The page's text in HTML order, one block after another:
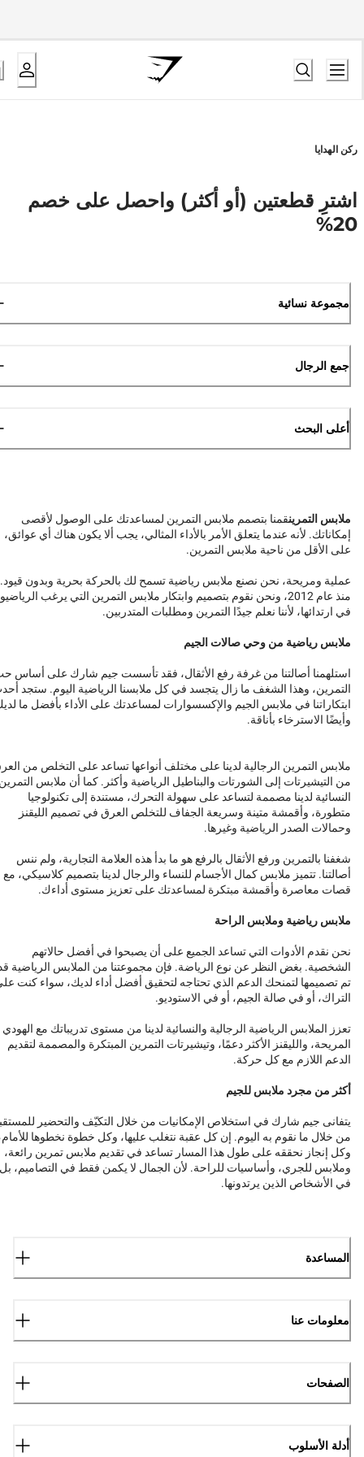
ركن الهدايا
اشترِ قطعتين (أو أكثر) واحصل على خصم
20%
مجموعة نسائية
جمع الرجال
أعلى البحث
ملابس التمرينقمنا بتصمم ملابس التمرين لمساعدتك على الوصول لأقصى
إمكاناتك. لأنه عندما يتعلق الأمر بالأداء المثالي، يجب ألا يكون هناك أي عوائق،
على الأقل من ناحية ملابس التمرين.
عملية ومريحة، نحن نصنع ملابس رياضية تسمح لك بالحركة بحرية وبدون قيود.
منذ عام 2012، ونحن نقوم بتصميم وابتكار ملابس التمرين التي يرغب
في ارتدائها، لأننا نعلم جيدًا التمرين ومطلبات المتدربين.
ملابس رياضية من وحي صالات الجيم
استلهمنا أصالتنا من غرفة رفع الأثقال، فقد تأسست جيم شارك على أساس
التمرين، وهذا الشغف ما زال يتجسد في كل ملابسنا الرياضية اليوم. ستجد
ابتكاراتنا في ملابس الجيم والإكسسوارات لمساعدتك على الأداء بأفضل ما
وأيضًا الاسترخاء بأناقة.
ملابس التمرين الرجالية لدينا على مختلف أنواعها تساعد على التخلص من
من التيشيرتات إلى الشورتات والبناطيل الرياضية وأكثر. كما أن ملابس
النسائية لدينا مصممة لتساعد على سهولة التحرك، مستندة إلى تكنولوجيا
متطورة، وأقمشة متينة وسريعة الجفاف للتخلص العرق في تصميم الليقنز
وحمالات الصدر الرياضية وغيرها.
شغفنا بالتمرين ورفع الأثقال بالرفع هو ما بدأ هذه العلامة التجارية، ولم ننس
أصالتنا. تتميز ملابس كمال الأجسام للنساء والرجال لدينا بتصميم كلاسيكي، مع
قصات معاصرة وأقمشة مبتكرة لمساعدتك على تعزيز مستوى أداءك.
ملابس رياضية وملابس الراحة
نحن نقدم الأدوات التي تساعد الجميع على أن يصبحوا في أفضل حالاتهم
الشخصية. بغض النظر عن نوع الرياضة. فإن مجموعتنا من الملابس الرياضية
تم تصميمها لتمنحك الدعم الذي تحتاجه لتحقيق أفضل أداء لديك، سواء كنت
التراك، أو في صالة الجيم، أو في الاستوديو.
تعزز الملابس الرياضية الرجالية والنسائية لدينا من مستوى تدريباتك مع الهودي
المريحة، والليقنز الأكثر دعمًا، وتيشيرتات التمرين المبتكرة والمصممة لتقديم
الدعم اللازم مع كل حركة.
أكثر من مجرد ملابس للجيم
يتفانى جيم شارك في استخلاص الإمكانيات من خلال التكيّف والتحضير
من خلال ما نقوم به اليوم. إن كل عقبة نتغلب عليها، وكل خطوة نخطوها
وكل إنجاز نحققه على طول هذا المسار تساعد في تقديم ملابس تمرين رائعة،
وملابس للجري، وأساسيات للراحة. لأن الجمال لا يكمن فقط في التصاميم، بل
في الأشخاص الذين يرتدونها.
المساعدة
معلومات عنا
الصفحات
أدلة الأسلوب